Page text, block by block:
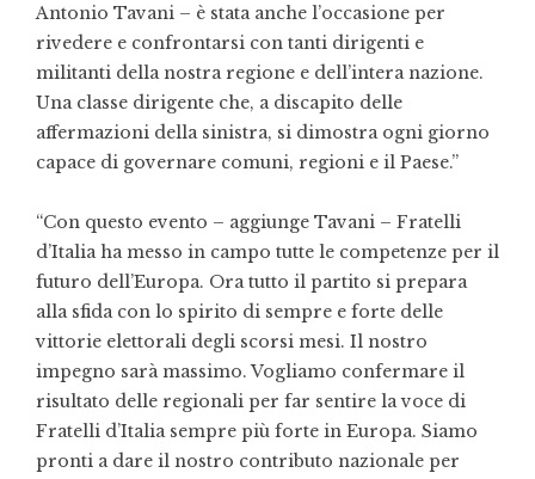
Antonio Tavani – è stata anche l’occasione per
rivedere e confrontarsi con tanti dirigenti e
militanti della nostra regione e dell’intera nazione.
Una classe dirigente che, a discapito delle
affermazioni della sinistra, si dimostra ogni giorno
capace di governare comuni, regioni e il Paese.”
“Con questo evento – aggiunge Tavani – Fratelli
d’Italia ha messo in campo tutte le competenze per il
futuro dell’Europa. Ora tutto il partito si prepara
alla sfida con lo spirito di sempre e forte delle
vittorie elettorali degli scorsi mesi. Il nostro
impegno sarà massimo. Vogliamo confermare il
risultato delle regionali per far sentire la voce di
Fratelli d’Italia sempre più forte in Europa. Siamo
pronti a dare il nostro contributo nazionale per